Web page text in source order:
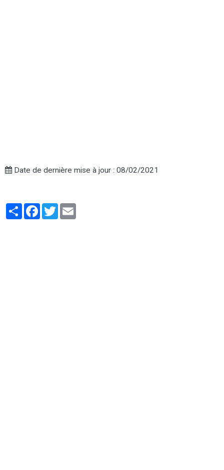
Date de dernière mise à jour : 08/02/2021
PartagerFacebook
Twitter